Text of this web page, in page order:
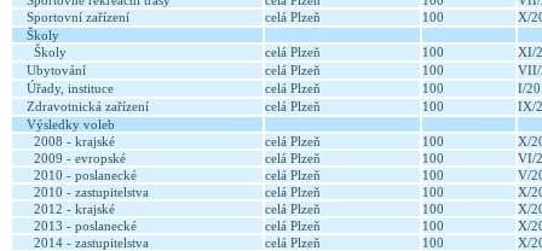
Sportovní zařízení
celá Plzeň 100
X/
Školy
Školy
celá Plzeň 100
XI/
Ubytování
celá Plzeň 100
Úřady, instituce
celá Plzeň 100
I/
Zdravotnická zařízení
celá Plzeň 100
IX/
Výsledky voleb
2008 - krajské
celá Plzeň 100
X/
2009 - evropské
celá Plzeň 100
VI/
2010 - poslanecké
celá Plzeň 100
V/
2010 - zastupitelstva
celá Plzeň 100
X/
2012 - krajské
celá Plzeň 100
X/
2013 - poslanecké
celá Plzeň 100
X/
2014 - zastupitelstva
celá Plzeň 100
X/